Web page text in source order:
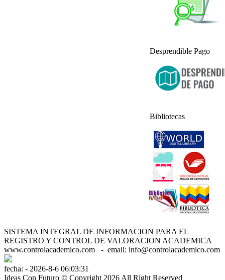
Desprendible Pago
Bibliotecas
SISTEMA INTEGRAL DE INFORMACION PARA EL
REGISTRO Y CONTROL DE VALORACION ACADEMICA
www.controlacademico.com - email: info@controlacademico.com
fecha: - 2026-8-6 06:03:31
Ideas Con Futuro © Copyright 2026 All Right Reserved